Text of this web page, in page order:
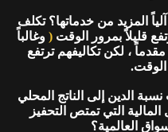
المزيد من خدماتها؟ تكلف
قليلاً بمرور الوقت( وغالباً
، لكن تكاليفهم ترتفع
الوقت.
الدين إلى الناتج المحلي
المالية التي تمتص التحفيز
العالمية؟